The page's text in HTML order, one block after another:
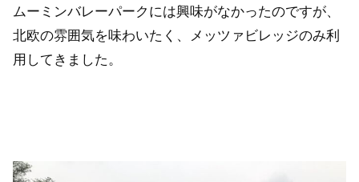
ムーミンバレーパークには興味がなかったのですが、
北欧の雰囲気を味わいたく、メッツァビレッジのみ利
用してきました。